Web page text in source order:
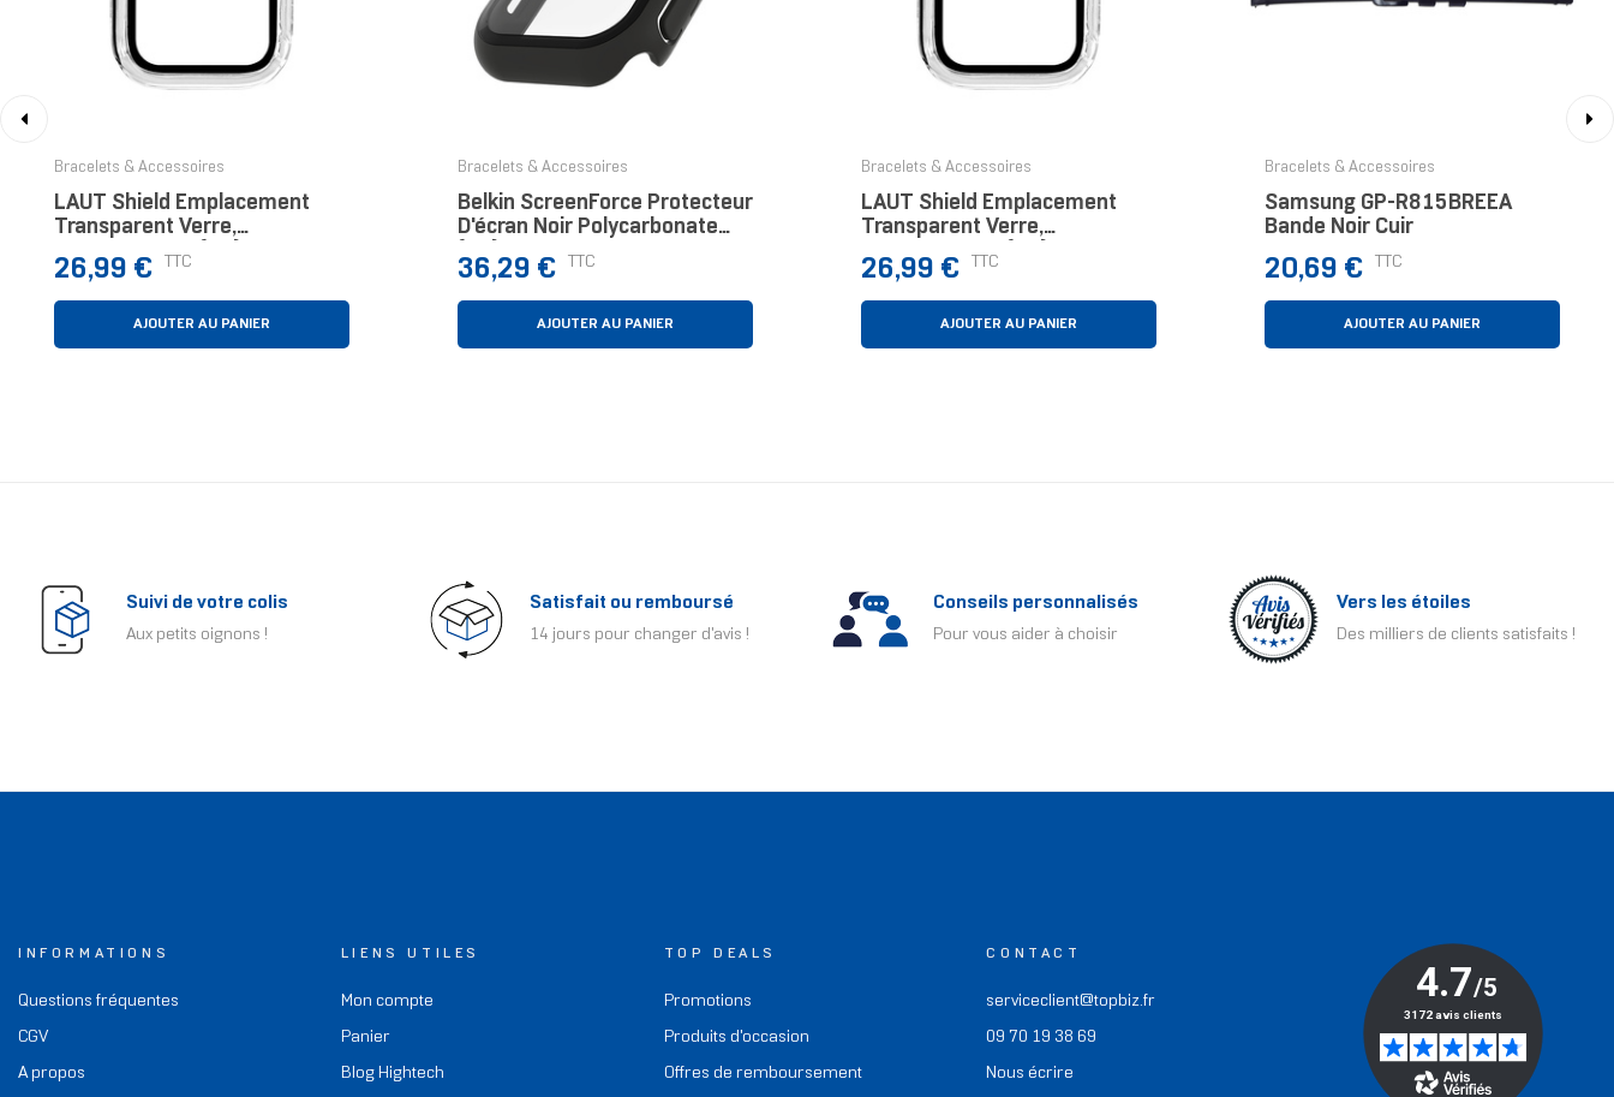
Bracelets & Accessoires
LAUT Shield Emplacement
Transparent Verre,
Polycarbonate (PC)
Prix
26,99 € TTC
AJOUTER AU PANIER
Bracelets & Accessoires
Belkin ScreenForce Protecteur
D'écran Noir Polycarbonate
(PC), Verre Trempé
Prix
36,29 € TTC
AJOUTER AU PANIER
Bracelets & Accessoires
LAUT Shield Emplacement
Transparent Verre,
Polycarbonate (PC)
Prix
26,99 € TTC
AJOUTER AU PANIER
Bracelets & Accessoires
Samsung GP-R815BREEA
Bande Noir Cuir
Prix
20,69 € TTC
AJOUTER AU PANIER
Suivi de votre colis
Aux petits oignons !
Satisfait ou remboursé
14 jours pour changer d'avis !
Conseils personnalisés
Pour vous aider à choisir
Vers les étoiles
Des milliers de clients satisfaits !
INFORMATIONS
Questions fréquentes
CGV
A propos
LIENS UTILES
Mon compte
Panier
Blog Hightech
TOP DEALS
Promotions
Produits d'occasion
Offres de remboursement
CONTACT
serviceclient@topbiz.fr
09 70 19 38 69
Nous écrire